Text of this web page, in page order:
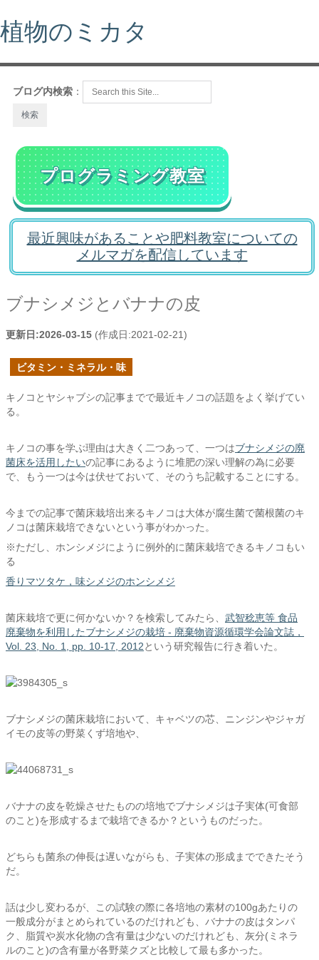
植物のミカタ
ブログ内検索 ：
プログラミング教室
最近興味があることや肥料教室についての
メルマガを配信しています
ブナシメジとバナナの皮
更新日:2026-03-15 (作成日:2021-02-21)
ビタミン・ミネラル・味
キノコとヤシャブシの記事までで最近キノコの話題をよく挙げてい
る。
キノコの事を学ぶ理由は大きく二つあって、一つはブナシメジの廃
菌床を活用したいの記事にあるように堆肥の深い理解の為に必要
で、もう一つは今は伏せておいて、そのうち記載することにする。
今までの記事で菌床栽培出来るキノコは大体が腐生菌で菌根菌のキ
ノコは菌床栽培できないという事がわかった。
※ただし、ホンシメジにように例外的に菌床栽培できるキノコもい
る
香りマツタケ，味シメジのホンシメジ
菌床栽培で更に何かないか？を検索してみたら、 武智稔恵等 食品
廃棄物を利用したブナシメジの栽培 - 廃棄物資源循環学会論文誌，
Vol. 23, No. 1, pp. 10-17, 2012という研究報告に行き着いた。
ブナシメジの菌床栽培において、キャベツの芯、ニンジンやジャガ
イモの皮等の野菜くず培地や、
バナナの皮を乾燥させたものの培地でブナシメジは子実体(可食部
のこと)を形成するまで栽培できるか？というものだった。
どちらも菌糸の伸長は遅いながらも、子実体の形成までできたそう
だ。
話は少し変わるが、この試験の際に各培地の素材の100gあたりの
一般成分がまとめられているのだけれども、バナナの皮はタンパ
ク、脂質や炭水化物の含有量は少ないのだけれども、灰分(ミネラ
ルのこと)の含有量が各野菜クズと比較して最も多かった。